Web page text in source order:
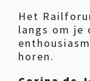
Het
langs om je
horen.